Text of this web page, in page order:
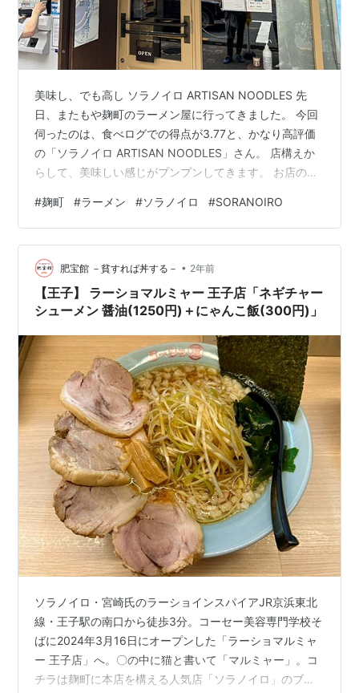
美味し、でも高し ソラノイロ ARTISAN NOODLES 先
日、またもや麹町のラーメン屋に行ってきました。 今回
伺ったのは、食べログでの得点が3.77と、かなり高評価
の「ソラノイロ ARTISAN NOODLES」さん。 店構えか
らして、美味しい感じがプンプンしてきます。 お店の前
金は取り扱っておらず、電子マネーか、クレジットカー
ドか、交通系カードのみ。 時代は変わったものです。 ソ
ラノイロ ARTISAN NOODLES さて、私が注文したの
は、るざるラーメン。 お値段はなんと、1,400円。 高
い〜っ。 しかし、ツケダレは3種類のうち…
#麹町 #ラーメン #ソラノイロ #SORANOIRO
肥宝館 －貧すれば丼する－ • 2年前
【王子】 ラーショマルミャー 王子店「ネギチャー
シューメン 醤油(1250円)＋にゃんこ飯(300円)」
ソラノイロ・宮崎氏のラーショインスパイアJR京浜東北
線・王子駅の南口から徒歩3分。コーセー美容専門学校そ
ばに2024年3月16日にオープンした「ラーショマルミャ
ー 王子店」へ。〇の中に猫と書いて「マルミャー」。コ
チラは麹町に本店を構える人気店「ソラノイロ」のブラ